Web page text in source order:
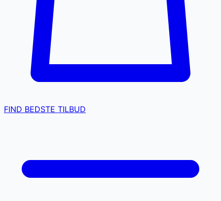
FIND BEDSTE TILBUD